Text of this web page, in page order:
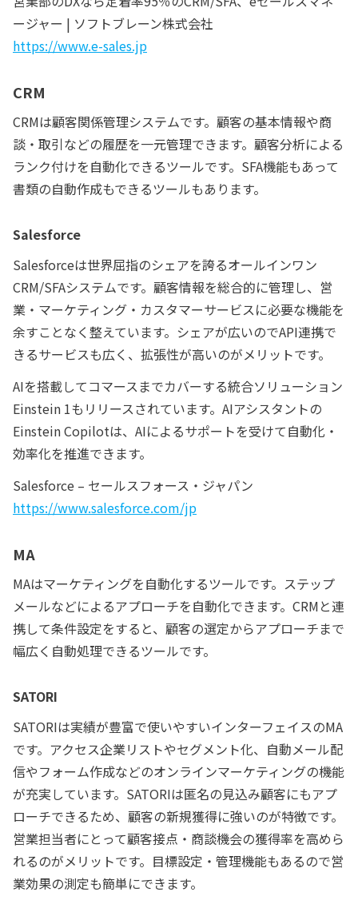
ージャー | ソフトブレーン株式会社
https://www.e-sales.jp
CRM
CRMは顧客関係管理システムです。顧客の基本情報や商
談・取引などの履歴を一元管理できます。顧客分析による
ランク付けを自動化できるツールです。SFA機能もあって
書類の自動作成もできるツールもあります。
Salesforce
Salesforceは世界屈指のシェアを誇るオールインワン
CRM/SFAシステムです。顧客情報を総合的に管理し、営
業・マーケティング・カスタマーサービスに必要な機能を
余すことなく整えています。シェアが広いのでAPI連携で
きるサービスも広く、拡張性が高いのがメリットです。
AIを搭載してコマースまでカバーする統合ソリューション
Einstein 1もリリースされています。AIアシスタントの
Einstein Copilotは、AIによるサポートを受けて自動化・
効率化を推進できます。
Salesforce – セールスフォース・ジャパン
https://www.salesforce.com/jp
MA
MAはマーケティングを自動化するツールです。ステップ
メールなどによるアプローチを自動化できます。CRMと連
携して条件設定をすると、顧客の選定からアプローチまで
幅広く自動処理できるツールです。
SATORI
SATORIは実績が豊富で使いやすいインターフェイスのMA
です。アクセス企業リストやセグメント化、自動メール配
信やフォーム作成などのオンラインマーケティングの機能
が充実しています。SATORIは匿名の見込み顧客にもアプ
ローチできるため、顧客の新規獲得に強いのが特徴です。
営業担当者にとって顧客接点・商談機会の獲得率を高めら
れるのがメリットです。目標設定・管理機能もあるので営
業効果の測定も簡単にできます。